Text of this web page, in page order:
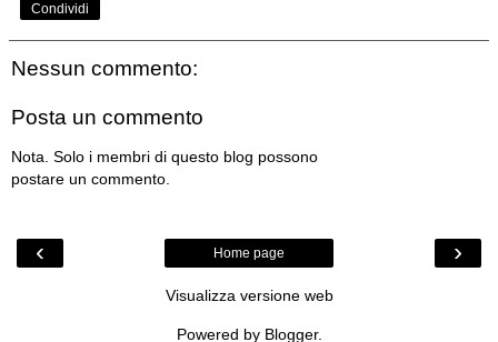
Condividi
Nessun commento:
Posta un commento
Nota. Solo i membri di questo blog possono
postare un commento.
‹ ›
Home page
Visualizza versione web
Powered by Blogger.